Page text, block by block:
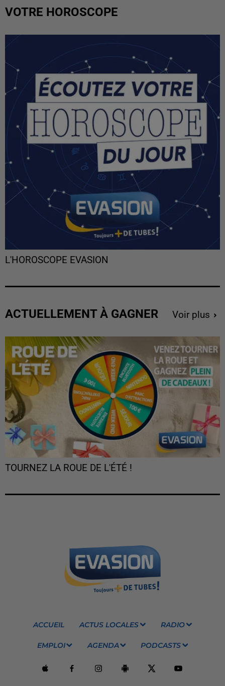
VOTRE HOROSCOPE
L'HOROSCOPE EVASION
ACTUELLEMENT À GAGNER Voir plus
TOURNEZ LA ROUE DE L'ÉTÉ !
ACCUEIL ACTUS LOCALES RADIO
EMPLOI AGENDA PODCASTS